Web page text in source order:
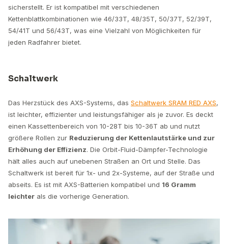
sicherstellt. Er ist kompatibel mit verschiedenen
Kettenblattkombinationen wie 46/33T, 48/35T, 50/37T, 52/39T,
54/41T und 56/43T, was eine Vielzahl von Möglichkeiten für
jeden Radfahrer bietet.
Schaltwerk
Das Herzstück des AXS-Systems, das Schaltwerk SRAM RED AXS,
ist leichter, effizienter und leistungsfähiger als je zuvor. Es deckt
einen Kassettenbereich von 10-28T bis 10-36T ab und nutzt
größere Rollen zur Reduzierung der Kettenlautstärke und zur
Erhöhung der Effizienz. Die Orbit-Fluid-Dämpfer-Technologie
hält alles auch auf unebenen Straßen an Ort und Stelle. Das
Schaltwerk ist bereit für 1x- und 2x-Systeme, auf der Straße und
abseits. Es ist mit AXS-Batterien kompatibel und 16 Gramm
leichter als die vorherige Generation.